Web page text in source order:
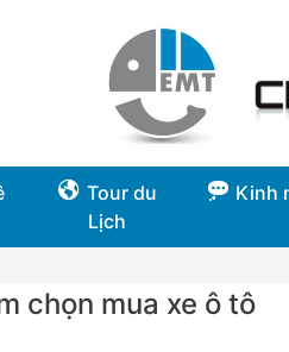
Tour du
Lịch
Kinh
chọn mua xe ô tô